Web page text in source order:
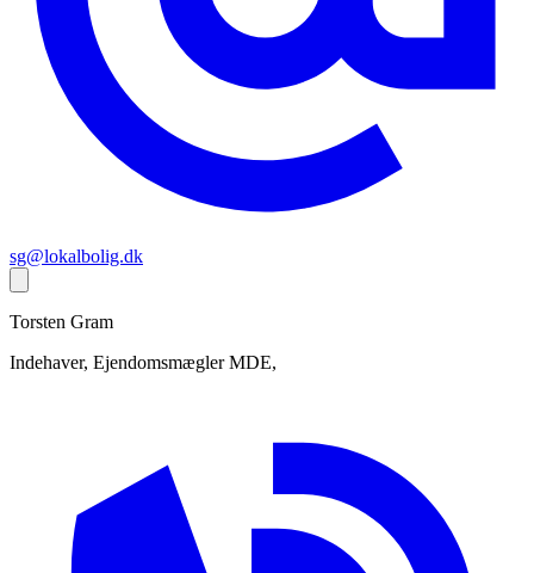
sg@lokalbolig.dk
Torsten Gram
Indehaver, Ejendomsmægler MDE,